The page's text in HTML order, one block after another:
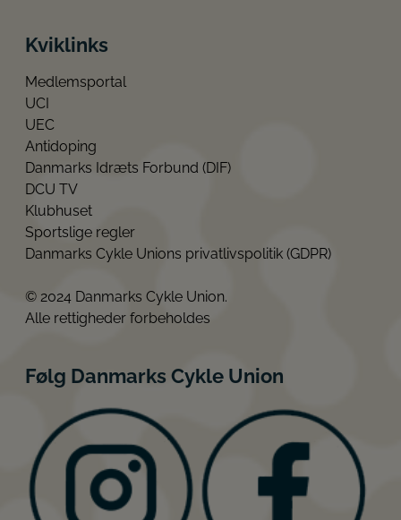
Kviklinks
Medlemsportal
UCI
UEC
Antidoping
Danmarks Idræts Forbund (DIF)
DCU TV
Klubhuset
Sportslige regler
Danmarks Cykle Unions privatlivspolitik (GDPR)
© 2024 Danmarks Cykle Union.
Alle rettigheder forbeholdes
Følg Danmarks Cykle Union